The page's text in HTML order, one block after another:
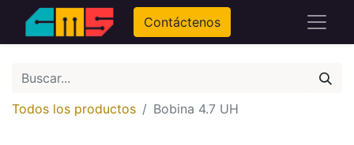
Contáctenos
Todos los productos Bobina 4.7 UH